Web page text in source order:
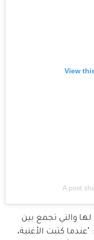
View
A post
لها والتي تجمع بين
كتبت الأغنية،